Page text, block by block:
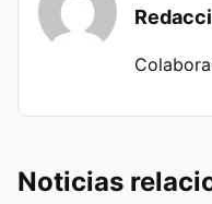
Noticias